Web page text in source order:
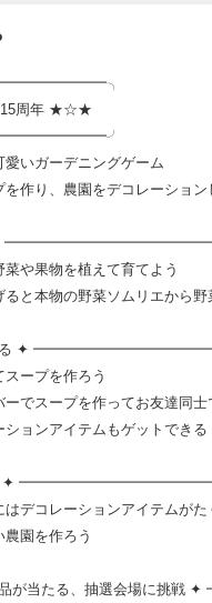
周年 ★☆★
愛いガーデニングゲーム
作り、農園をデコレーション
✦
や果物を植えて育てよう
と本物の野菜ソムリエから
作る ✦
ープを作ろう
ーでスープを作ってお友達同
ションアイテムもゲットできる
る ✦
デコレーションアイテムがた
園を作ろう
品が当たる、抽選会場